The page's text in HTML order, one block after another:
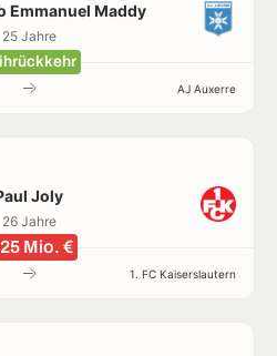
Emmanuel Maddy
25 Jahre
AJ Auxerre
Joly
26 Jahre
Mio. €
1. FC Kaiserslautern